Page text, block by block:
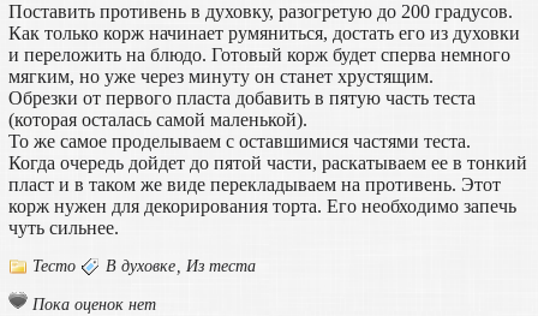
Поставить противень в духовку, разогретую до 200 градусов.
Как только корж начинает румяниться, достать его из духовки
и переложить на блюдо. Готовый корж будет сперва немного
мягким, но уже через минуту он станет хрустящим.
Обрезки от первого пласта добавить в пятую часть теста
(которая осталась самой маленькой).
То же самое проделываем с оставшимися частями теста.
Когда очередь дойдет до пятой части, раскатываем ее в тонкий
пласт и в таком же виде перекладываем на противень. Этот
корж нужен для декорирования торта. Его необходимо запечь
чуть сильнее.
Тесто В духовке, Из теста
Пока оценок нет